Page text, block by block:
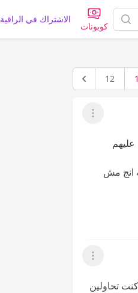
كوبونات
الاشتراك في الراقية
12
عرض القائمة
انج مش
عرض القائمة
تحاولين